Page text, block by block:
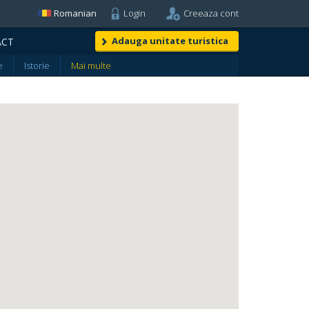
Login Creeaza cont
Romanian
Adauga unitate turistica
Istorie Mai multe